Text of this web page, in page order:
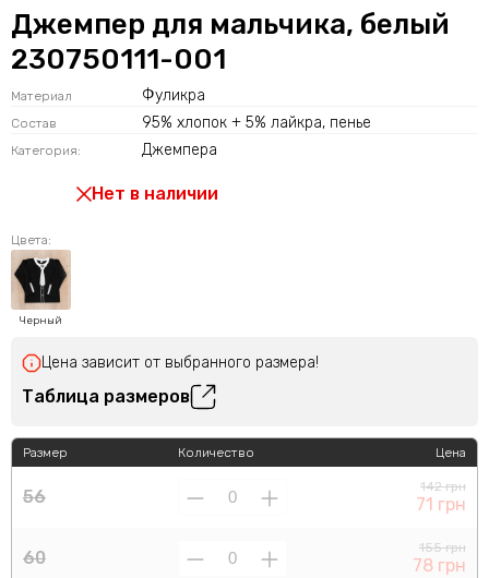
Джемпер для мальчика, белый
230750111-001
Материал Фуликра
Состав 95% хлопок + 5% лайкра, пенье
Категория: Джемпера
Нет в наличии
Цвета:
Черный
Цена зависит от выбранного размера!
Таблица размеров
Размер
56
60
Количество Цена
142 грн
71 грн
155 грн
78 грн